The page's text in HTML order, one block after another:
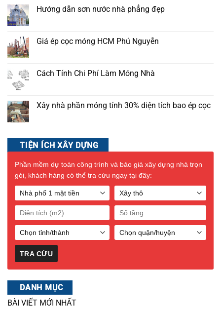
Hướng dẫn sơn nước nhà phẳng đẹp
Giá ép cọc móng HCM Phú Nguyễn
Cách Tính Chi Phí Làm Móng Nhà
Xây nhà phần móng tính 30% diện tích bao ép cọc
TIỆN ÍCH XÂY DỰNG
Phần mềm dự toán công trình và báo giá xây dựng nhà trọn
gói, khách hàng có thể tra cứu ngay tại đây:
DANH MỤC
BÀI VIẾT MỚI NHẤT